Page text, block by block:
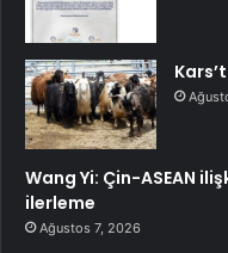
Wang Yi: Çin-ASEAN
ilerleme
Ağustos 7, 2026